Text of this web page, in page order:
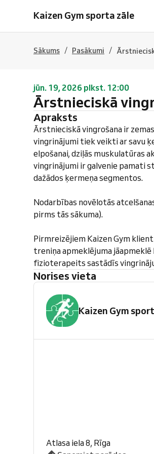
Kaizen Gym sporta zāle
Sākums / Pasākumi /
jūn. 19, 2026 plkst. 12:00
Ārstnieciskā
Apraksts
Ārstnieciskā vingrošana ir
vingrinājumi tiek veikti ar savu
elpošanai, dziļās muskulatūras
vingrinājumi ir galvenie pamati
dažādos ķermeņa segmentos.
Nodarbības novēlotās
pirms tās sākuma).
Pirmreizējiem Kaizen Gym
treniņa apmeklējuma
fizioterapeits sastādīs
Norises vieta
Kaizen Gym
Atlasa iela 8, Rīga